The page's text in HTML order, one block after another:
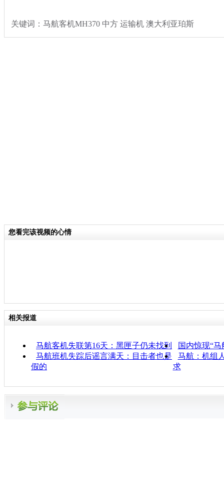
关键词：马航客机MH370 中方 运输机 澳大利亚珀斯
您看完该视频的心情
相关报道
马航客机失联第16天：黑匣子仍未找到
国内惊现“
马航班机失踪后谣言满天：目击者也是
假的
马航：机组
求